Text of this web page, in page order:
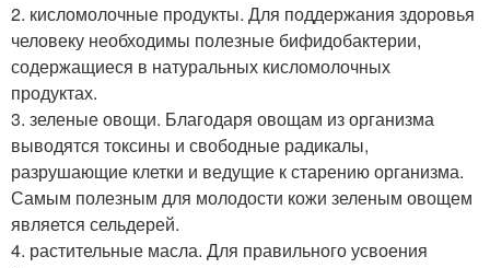
2. кисломолочные продукты. Для поддержания здоровья
человеку необходимы полезные бифидобактерии,
содержащиеся в натуральных кисломолочных
продуктах.
3. зеленые овощи. Благодаря овощам из организма
выводятся токсины и свободные радикалы,
разрушающие клетки и ведущие к старению организма.
Самым полезным для молодости кожи зеленым овощем
является сельдерей.
4. растительные масла. Для правильного усвоения